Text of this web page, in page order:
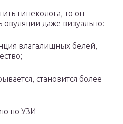
гинеколога, то он
овуляции даже визуально:
влагалищных белей,
становится более
по УЗИ